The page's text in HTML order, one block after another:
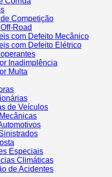
Competição
Road
com Defeito Mecânico
com Defeito Elétrico
Inadimplência
Multa
de Veículos
Especiais
Climáticas
de Acidentes